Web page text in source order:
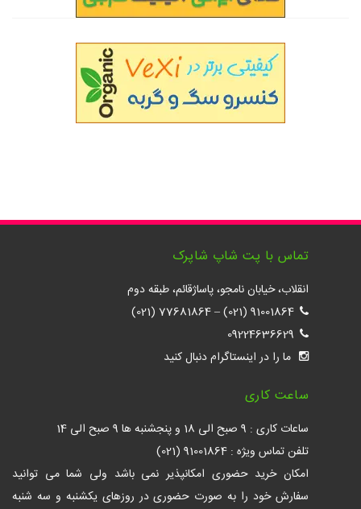
تماس با پت شاپ شاپرک
انقلاب، خیابان نامجو، پاساژقائم، طبقه دوم
91001864 (021)
–
77681864 (021)
09224636629
ما را در اینستاگرام دنبال کنید
ساعت کاری
ساعات کاری : 9 صبح الی 18 و پنجشنبه ها 9 صبح الی 14
تلفن تماس ویژه : 91001864 (021)
امکان خرید حضوری امکانپذیر نمی باشد ولی شما می توانید
سفارش خود را به صورت حضوری در روزهای یکشنبه و سه شنبه